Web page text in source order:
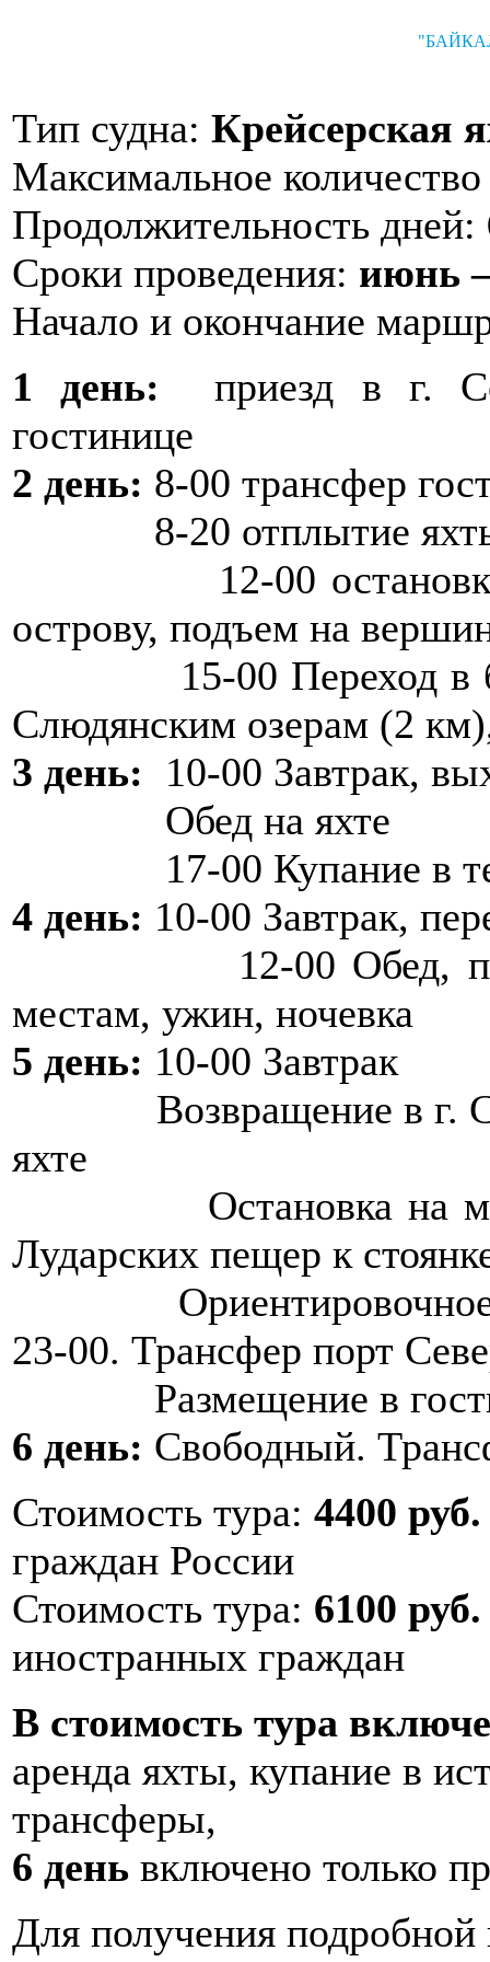
Тип судна: Крейсерская
Максимальное
Продолжительность дней:
Сроки проведения: июнь
Начало и окончание
1 день: приезд в г.
гостинице
2 день: 8-00 трансфер
8-20 отплытие яхты,
12-00 остановка:
острову, подъем на
15-00 Переход в
Слюдянским озерам (2
3 день: 10-00 Завтрак,
Обед на яхте
17-00 Купание в
4 день: 10-00 Завтрак,
12-00 Обед, пешая
местам, ужин, ночевка
5 день: 10-00 Завтрак
Возвращение в г.
яхте
Остановка на мысе
Лударских пещер к
Ориентировочное
23-00. Трансфер порт
Размещение в
6 день: Свободный.
Стоимость тура: 4400 руб.
граждан России
Стоимость тура: 6100 руб.
иностранных граждан
В стоимость тура
аренда яхты, купание в
трансферы,
6 день включено только
Для получения